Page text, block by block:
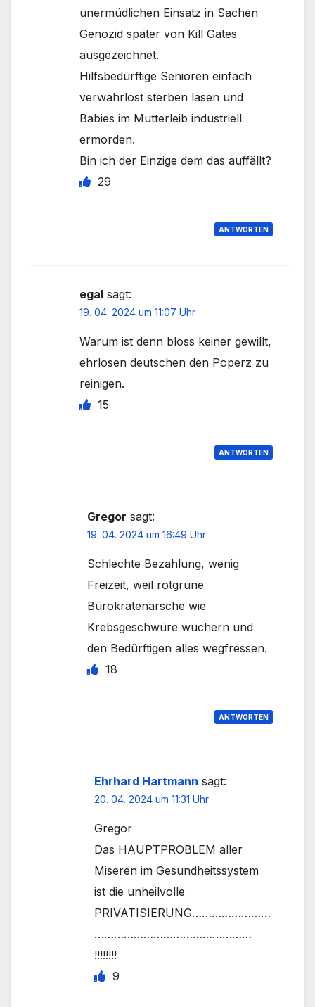
unermüdlichen Einsatz in Sachen
Genozid später von Kill Gates
ausgezeichnet.
Hilfsbedürftige Senioren einfach
verwahrlost sterben lasen und
Babies im Mutterleib industriell
ermorden.
Bin ich der Einzige dem das auffällt?
29
ANTWORTEN
egal sagt:
19. 04. 2024 um 11:07 Uhr
Warum ist denn bloss keiner gewillt,
ehrlosen deutschen den Poperz zu
reinigen.
15
ANTWORTEN
Gregor sagt:
19. 04. 2024 um 16:49 Uhr
Schlechte Bezahlung, wenig
Freizeit, weil rotgrüne
Bürokratenärsche wie
Krebsgeschwüre wuchern und
den Bedürftigen alles wegfressen.
18
ANTWORTEN
Ehrhard Hartmann sagt:
20. 04. 2024 um 11:31 Uhr
Gregor
Das HAUPTPROBLEM aller
Miseren im Gesundheitssystem
ist die unheilvolle
PRIVATISIERUNG……………………
…………………………………………
!!!!!!!!
9